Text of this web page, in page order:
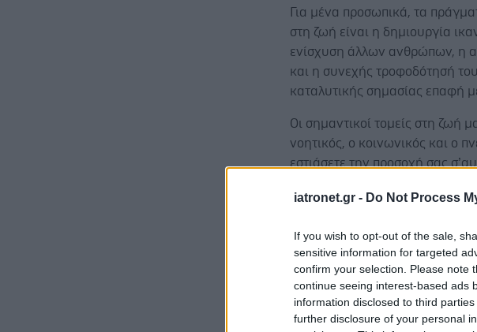
iatronet.gr - Do Not Process
If you wish to opt-out of the sale,
sensitive information for targeted
confirm your selection. Please note
continue seeing interest-based ads
information disclosed to third
further disclosure of your personal
Για μένα προσωπικά, τα
στη ζωή είναι η δημιουργία
ενίσχυση άλλων ανθρώπων, η
και η συνεχής τροφοδότησή
καταλυτικής σημασίας επαφή
Οι σημαντικοί τομείς στη ζωή
νοητικός, ο κοινωνικός και ο
εστιάσετε την προσοχή σας
σας που δεν έχουν ουσιαστική
Η αλήθεια είναι ότι η απόφαση